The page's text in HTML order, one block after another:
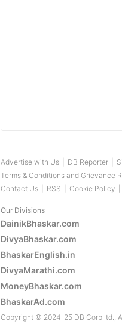
Advertise with Us DB Reporter
Terms & Conditions and Grievance
Contact Us
RSS Cookie Policy
Our Divisions
DainikBhaskar.com
DivyaBhaskar.com
BhaskarEnglish.in
DivyaMarathi.com
MoneyBhaskar.com
BhaskarAd.com
Copyright © 2024-25 DB Corp ltd.,